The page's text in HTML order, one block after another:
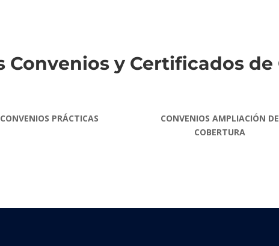
Convenios y Certificados de
CONVENIOS PRÁCTICAS
CONVENIOS AMPLIACIÓN DE
COBERTURA